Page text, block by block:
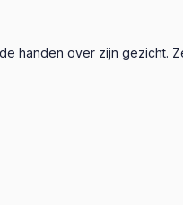
handen over zijn gezicht.